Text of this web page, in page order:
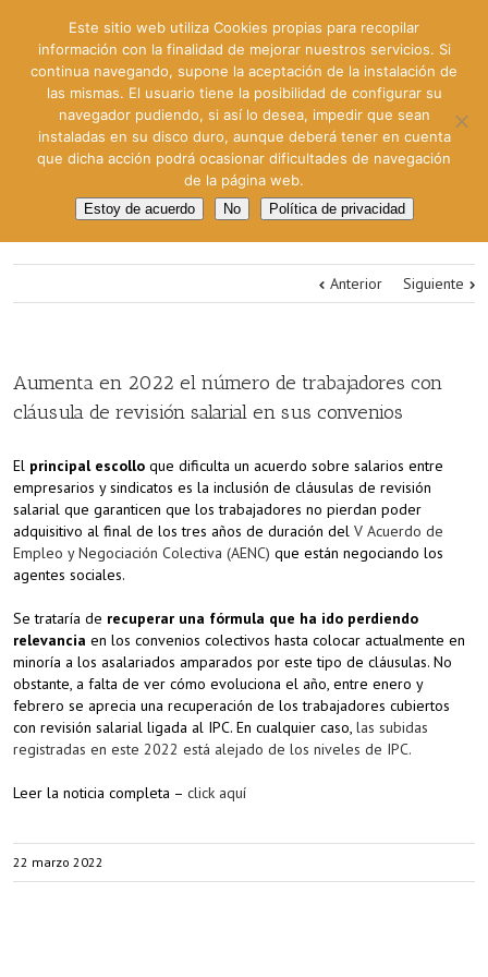
Anterior Siguiente
Aumenta en 2022 el número de trabajadores con
cláusula de revisión salarial en sus convenios
El principal escollo que dificulta un acuerdo sobre salarios entre
empresarios y sindicatos es la inclusión de cláusulas de revisión
salarial que garanticen que los trabajadores no pierdan poder
adquisitivo al final de los tres años de duración del V Acuerdo de
Empleo y Negociación Colectiva (AENC) que están negociando los
agentes sociales.
Se trataría de recuperar una fórmula que ha ido perdiendo
relevancia en los convenios colectivos hasta colocar actualmente en
minoría a los asalariados amparados por este tipo de cláusulas. No
obstante, a falta de ver cómo evoluciona el año, entre enero y
febrero se aprecia una recuperación de los trabajadores cubiertos
con revisión salarial ligada al IPC. En cualquier caso, las subidas
registradas en este 2022 está alejado de los niveles de IPC.
Leer la noticia completa – click aquí
22 marzo 2022
Este sitio web utiliza Cookies propias para recopilar
información con la finalidad de mejorar nuestros servicios. Si
continua navegando, supone la aceptación de la instalación de
las mismas. El usuario tiene la posibilidad de configurar su
navegador pudiendo, si así lo desea, impedir que sean
instaladas en su disco duro, aunque deberá tener en cuenta
que dicha acción podrá ocasionar dificultades de navegación
de la página web.
Estoy de acuerdo No Política de privacidad